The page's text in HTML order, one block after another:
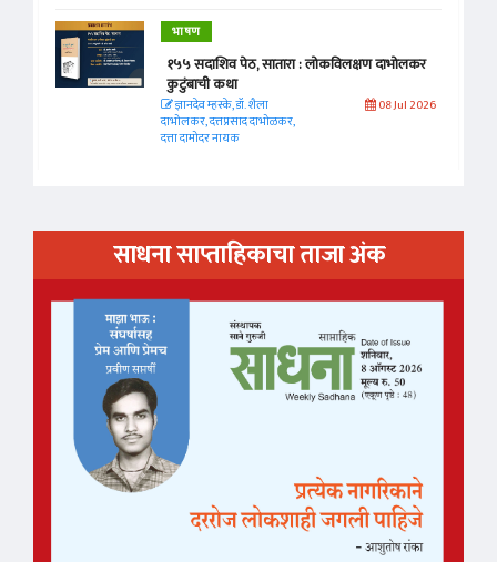
भाषण
१५५ सदाशिव पेठ, सातारा : लोकविलक्षण दाभोलकर
कुटुंबाची कथा
ज्ञानदेव म्हस्के, डॉ. शैला
दाभोलकर, दत्तप्रसाद दाभोळकर,
दत्ता दामोदर नायक
08 Jul 2026
साधना साप्ताहिकाचा ताजा अंक